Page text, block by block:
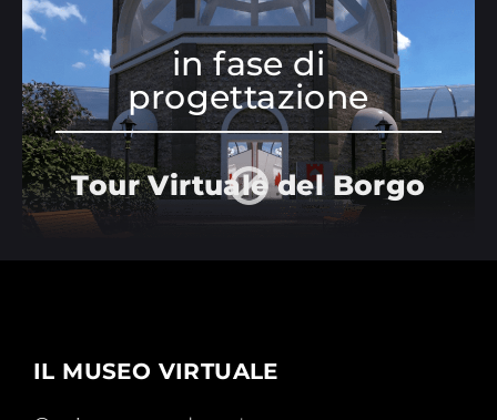
in fase di
progettazione
Tour Virtuale del Borgo
IL MUSEO VIRTUALE